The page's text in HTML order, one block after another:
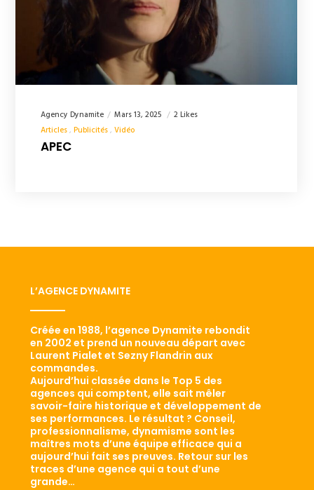
Agency Dynamite Mars 13, 2025
2 Likes
Articles Publicités Vidéo
APEC
L’AGENCE DYNAMITE
Créée en 1988, l’agence Dynamite rebondit
en 2002 et prend un nouveau départ avec
Laurent Pialet et Sezny Flandrin aux
commandes.
Aujourd’hui classée dans le Top 5 des
agences qui comptent, elle sait mêler
savoir-faire historique et développement de
ses performances. Le résultat ? Conseil,
professionnalisme, dynamisme sont les
maîtres mots d’une équipe efficace qui a
aujourd’hui fait ses preuves. Retour sur les
traces d’une agence qui a tout d’une
grande…